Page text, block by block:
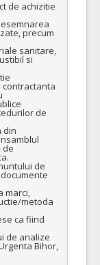
de achizitie
precum
sanitare,
si
de
din
de
de
marci,
metoda
ca fiind
de analize
Bihor,